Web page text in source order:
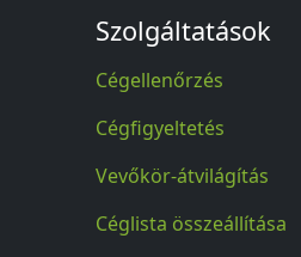
Szolgáltatások
Cégellenőrzés
Cégfigyeltetés
Vevőkör-átvilágítás
Céglista összeállítása